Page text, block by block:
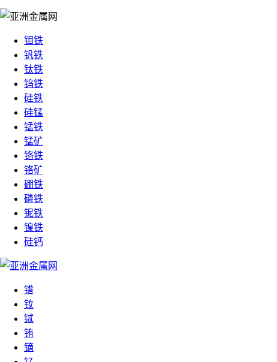
钼铁
钒铁
钛铁
钨铁
硅铁
硅锰
锰铁
锰矿
铬铁
铬矿
硼铁
磷铁
铌铁
镍铁
硅钙
镨
钕
铽
铕
镝